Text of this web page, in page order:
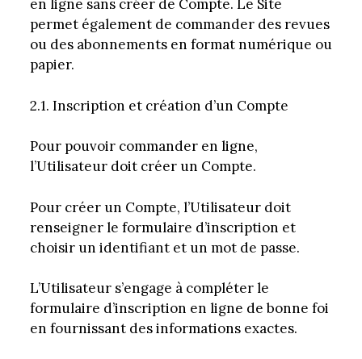
en ligne sans créer de Compte. Le Site
permet également de commander des revues
ou des abonnements en format numérique ou
papier.
2.1. Inscription et création d’un Compte
Pour pouvoir commander en ligne,
l’Utilisateur doit créer un Compte.
Pour créer un Compte, l’Utilisateur doit
renseigner le formulaire d’inscription et
choisir un identifiant et un mot de passe.
L’Utilisateur s’engage à compléter le
formulaire d’inscription en ligne de bonne foi
en fournissant des informations exactes.